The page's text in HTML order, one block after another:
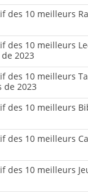
des 10 meilleurs
des 10 meilleurs
2023
des 10 meilleurs
de 2023
des 10 meilleurs
des 10 meilleurs
des 10 meilleurs